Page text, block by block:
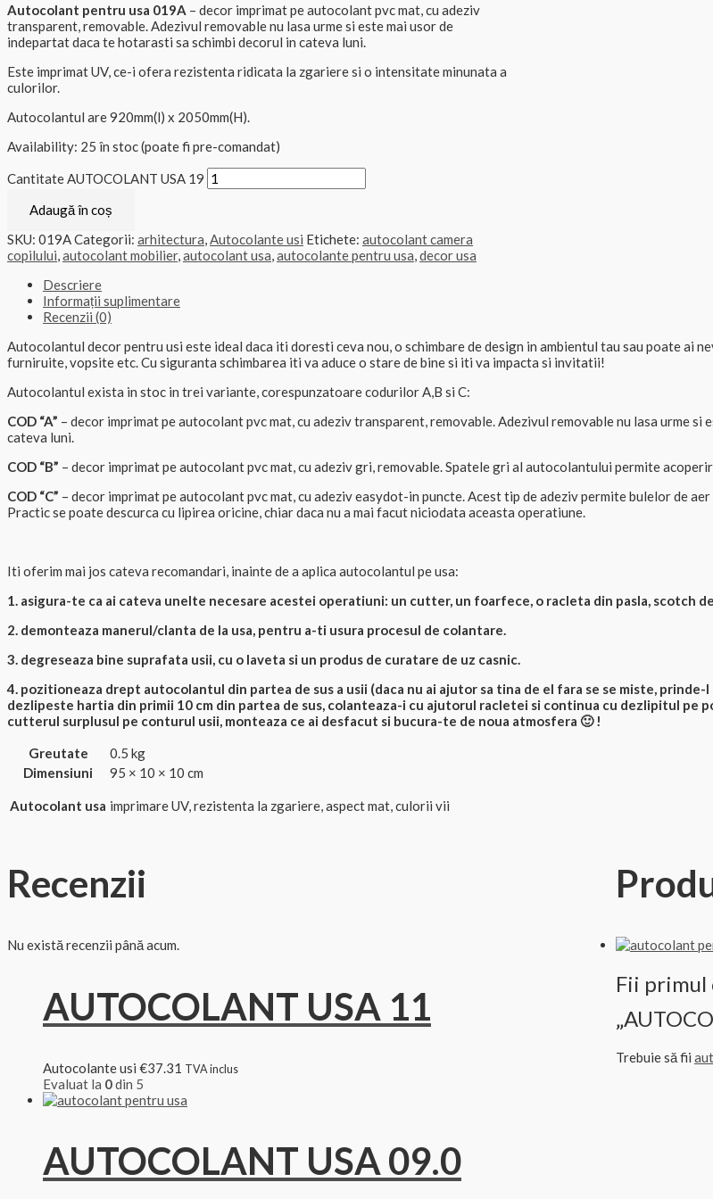
Autocolant pentru usa 019A – decor imprimat pe autocolant pvc mat, cu adeziv
transparent, removable. Adezivul removable nu lasa urme si este mai usor de
indepartat daca te hotarasti sa schimbi decorul in cateva luni.
Este imprimat UV, ce-i ofera rezistenta ridicata la zgariere si o intensitate minunata a
culorilor.
Autocolantul are 920mm(l) x 2050mm(H).
Availability: 25 în stoc (poate fi pre-comandat)
Cantitate AUTOCOLANT USA 19
Adaugă în coș
SKU: 019ACategorii: arhitectura,Autocolante usi Etichete: autocolant camera
copilului,autocolant mobilier,autocolant usa,autocolante pentru usa,decor usa
Descriere
Informații suplimentare
Recenzii (0)
Autocolantul decor pentru usi este ideal daca iti doresti ceva nou, o schimbare de design in ambientul tau sau poate ai
furniruite, vopsite etc. Cu siguranta schimbarea iti va aduce o stare de bine si iti va impacta si invitatii!
Autocolantul exista in stoc in trei variante, corespunzatoare codurilor A,B si C:
COD “A” – decor imprimat pe autocolant pvc mat, cu adeziv transparent, removable. Adezivul removable nu lasa urme
cateva luni.
COD “B” – decor imprimat pe autocolant pvc mat, cu adeziv gri, removable. Spatele gri al autocolantului permite
COD “C” – decor imprimat pe autocolant pvc mat, cu adeziv easydot-in puncte. Acest tip de adeziv permite bulelor de
Practic se poate descurca cu lipirea oricine, chiar daca nu a mai facut niciodata aceasta operatiune.
Iti oferim mai jos cateva recomandari, inainte de a aplica autocolantul pe usa:
1. asigura-te ca ai cateva unelte necesare acestei operatiuni: un cutter, un foarfece, o racleta din pasla, scotch
2. demonteaza manerul/clanta de la usa, pentru a-ti usura procesul de colantare.
3. degreseaza bine suprafata usii, cu o laveta si un produs de curatare de uz casnic.
4. pozitioneaza drept autocolantul din partea de sus a usii (daca nu ai ajutor sa tina de el fara se se miste,
dezlipeste hartia din primii 10 cm din partea de sus, colanteaza-i cu ajutorul racletei si continua cu dezlipitul pe
cutterul surplusul pe conturul usii, monteaza ce ai desfacut si bucura-te de noua atmosfera 🙂 !
Greutate
0.5 kg
Dimensiuni
95 × 10 × 10 cm
Autocolant usa imprimare UV, rezistenta la zgariere, aspect mat, culorii vii
Recenzii
Nu există recenzii până acum.
Fii primul
Trebuie să fii
AUTOCOLANT USA 11
Autocolante usi €37.31 TVA inclus
Evaluat la 0din 5
AUTOCOLANT USA 09.0